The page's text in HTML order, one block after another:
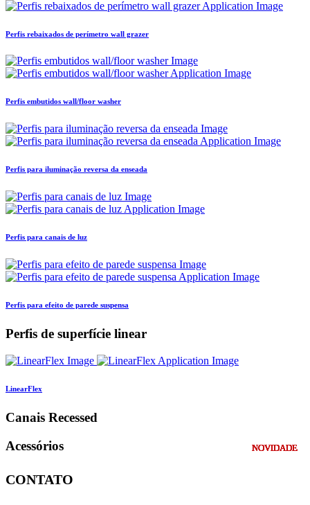
NOVIDADE
NOVIDADE
NOVIDADE
NOVIDADE
Perfis rebaixados de perímetro wall grazer
NOVIDADE
Perfis embutidos wall/floor washer
NOVIDADE
Perfis para iluminação reversa da enseada
NOVIDADE
Perfis para canais de luz
NOVIDADE
Perfis para efeito de parede suspensa
NOVIDADE
Perfis de superfície linear
LinearFlex
NOVIDADE
Canais Recessed
Acessórios
CONTATO